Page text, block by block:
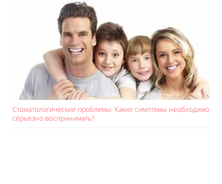
Стоматологические проблемы: Какие симптомы необходимо
серьезно воспринимать?